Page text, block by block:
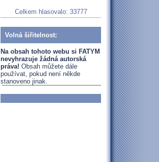
Celkem hlasovalo: 33777
Volná šiřitelnost:
Na obsah tohoto webu si FATYM
nevyhrazuje žádná autorská
práva! Obsah můžete dále
používat, pokud není někde
stanoveno jinak.